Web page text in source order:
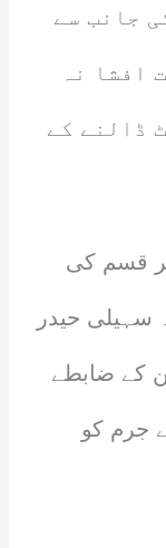
جانب سے
افشا نہ
ڈالنے کے
قسم کی
سہیلی حیدر
کے ضابطے
جرم کو